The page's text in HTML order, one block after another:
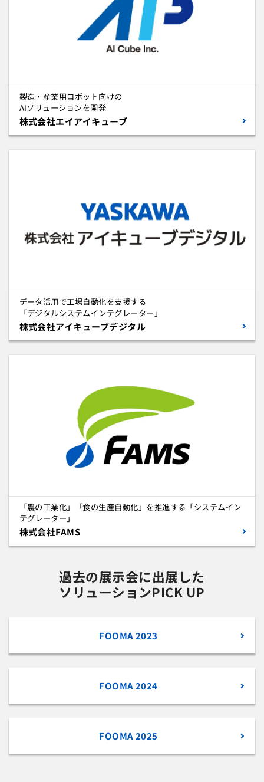
製造・産業用ロボット向けの
AIソリューションを開発
株式会社エイアイキューブ
データ活用で工場自動化を支援する
「デジタルシステムインテグレーター」
株式会社アイキューブデジタル
「農の工業化」「食の生産自動化」を推進する「システムイン
テグレーター」
株式会社FAMS
過去の展示会に出展した
ソリューションPICK UP
FOOMA 2023
FOOMA 2024
FOOMA 2025